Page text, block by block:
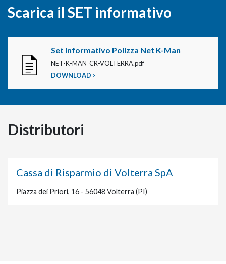
Scarica il SET informativo
Set Informativo Polizza Net K-Man
NET-K-MAN_CR-VOLTERRA.pdf
DOWNLOAD >
Distributori
Cassa di Risparmio di Volterra SpA
Piazza dei Priori, 16 - 56048 Volterra (PI)